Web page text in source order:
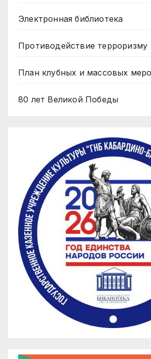
Электронная библиотека
Противодействие терроризму
План клубных и массовых
80 лет Великой Победы